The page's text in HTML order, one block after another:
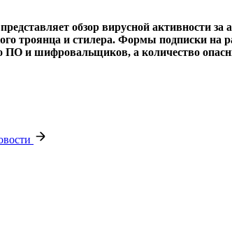
обзор вирусной активности
троянца и стилера. Формы подписки
ПО и шифровальщиков, а количество